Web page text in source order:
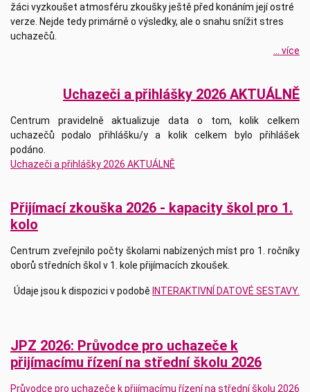
žáci vyzkoušet atmosféru zkoušky ještě před konáním její ostré
verze. Nejde tedy primárně o výsledky, ale o snahu snížit stres
uchazečů.
... více
Uchazeči a přihlášky 2026 AKTUÁLNĚ
Centrum pravidelně aktualizuje data o tom, kolik celkem
uchazečů podalo přihlášku/y a kolik celkem bylo přihlášek
podáno.
Uchazeči a přihlášky 2026 AKTUÁLNĚ
Přijímací zkouška 2026 - kapacity škol pro 1.
kolo
Centrum zveřejnilo počty školami nabízených míst pro 1. ročníky
oborů středních škol v 1. kole přijímacích zkoušek.
Údaje jsou k dispozici v podobě INTERAKTIVNÍ DATOVÉ SESTAVY.
JPZ 2026: Průvodce pro uchazeče k
přijímacímu řízení na střední školu 2026
Průvodce pro uchazeče k přijímacímu řízení na střední školu 2026